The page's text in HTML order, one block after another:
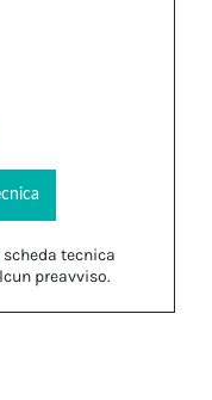
tecnica
preavviso.